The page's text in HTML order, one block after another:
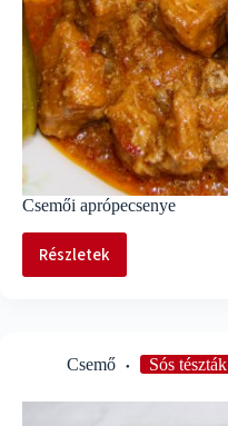
Csemői aprópecsenye
Részletek
Csemői
Csemő Sós tészták